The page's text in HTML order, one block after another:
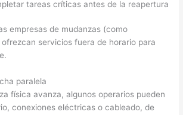
tareas críticas antes de la reapertura
empresas de mudanzas (como
servicios fuera de horario para
paralela
física avanza, algunos operarios pueden
conexiones eléctricas o cableado, de